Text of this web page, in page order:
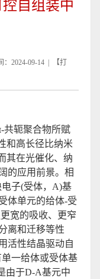
自组装中
：2024-09-14 | 【打
共轭聚合物所赋
和高长径比纳米
其在光催化、纳
的应用前景。相
子(受体，A)基
体单元的给体-受
宽的吸收、更窄
离和迁移等性
活性结晶驱动自
一给体或受体基
由于D-A基元中